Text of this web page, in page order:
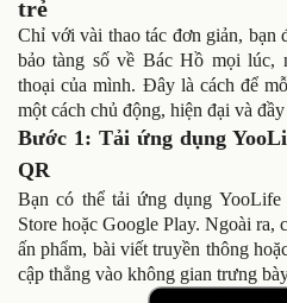
trẻ
Chỉ với vài thao tác đơn giản, bạn
bảo tàng số về Bác Hồ mọi lúc,
thoại của mình. Đây là cách để
một cách chủ động, hiện đại và
Bước 1: Tải ứng dụng
QR
Bạn có thể tải ứng dụng
Store hoặc Google Play. Ngoài ra,
ấn phẩm, bài viết truyền thông
cập thẳng vào không gian trưng